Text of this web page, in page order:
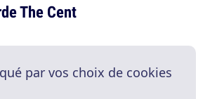
The Cent
par vos choix de cookies